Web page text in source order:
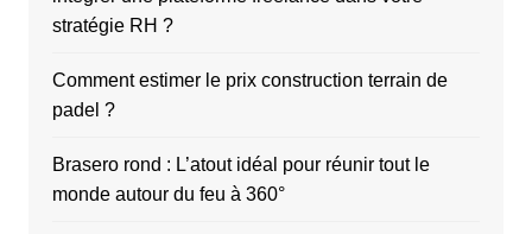
stratégie RH ?
Comment estimer le prix construction terrain de
padel ?
Brasero rond : L’atout idéal pour réunir tout le
monde autour du feu à 360°